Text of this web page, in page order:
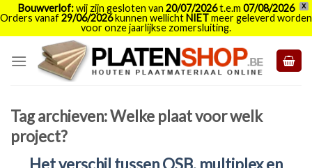
X
Bouwverlof:wij zijn gesloten van 20/07/2026t.e.m 07/08/2026
Orders vanaf29/06/2026kunnen wellichtNIETmeer geleverd worden
voor onze jaarlijkse zomersluiting.
Tag archieven:Welke plaat voor welk
project?